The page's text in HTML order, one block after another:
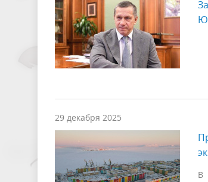
29 декабря 2025
В